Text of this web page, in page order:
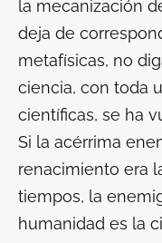
la mecanización
deja de
metafísicas, no
ciencia, con toda
científicas, se ha
Si la acérrima
renacimiento era
tiempos, la
humanidad es la